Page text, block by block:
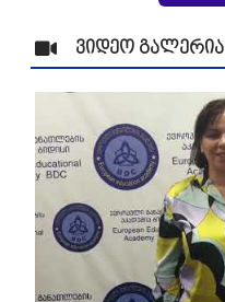
ვიდეო გალერია